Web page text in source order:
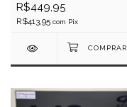
R$449,95
R$413,95 com Pix